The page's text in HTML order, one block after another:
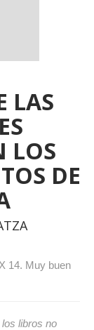
LAS
LOS
DE
14. Muy buen
libros no